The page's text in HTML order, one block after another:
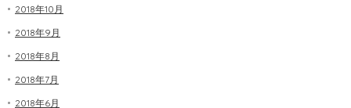
2018年10月
2018年9月
2018年8月
2018年7月
2018年6月